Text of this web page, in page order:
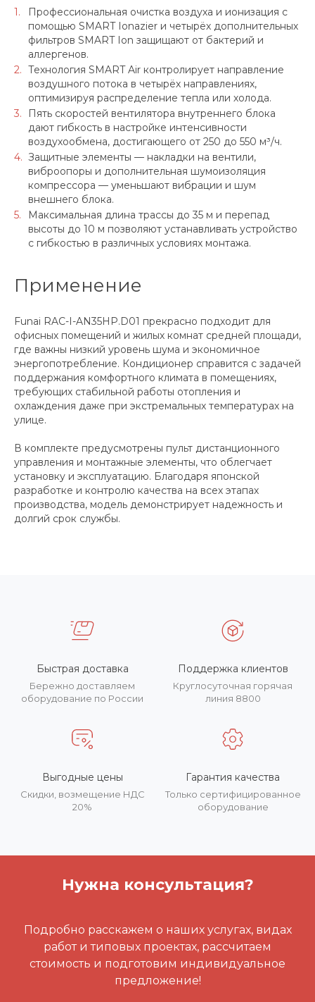
Профессиональная очистка воздуха и ионизация с
помощью SMART Ionazier и четырёх дополнительных
фильтров SMART Ion защищают от бактерий и
аллергенов.
Технология SMART Air контролирует направление
воздушного потока в четырёх направлениях,
оптимизируя распределение тепла или холода.
Пять скоростей вентилятора внутреннего блока
дают гибкость в настройке интенсивности
воздухообмена, достигающего от 250 до 550 м³/ч.
Защитные элементы — накладки на вентили,
виброопоры и дополнительная шумоизоляция
компрессора — уменьшают вибрации и шум
внешнего блока.
Максимальная длина трассы до 35 м и перепад
высоты до 10 м позволяют устанавливать устройство
с гибкостью в различных условиях монтажа.
Применение
Funai RAC-I-AN35HP.D01 прекрасно подходит для
офисных помещений и жилых комнат средней площади,
где важны низкий уровень шума и экономичное
энергопотребление. Кондиционер справится с задачей
поддержания комфортного климата в помещениях,
требующих стабильной работы отопления и
охлаждения даже при экстремальных температурах на
улице.
В комплекте предусмотрены пульт дистанционного
управления и монтажные элементы, что облегчает
установку и эксплуатацию. Благодаря японской
разработке и контролю качества на всех этапах
производства, модель демонстрирует надежность и
долгий срок службы.
Быстрая доставка
Бережно доставляем
оборудование по России
Поддержка клиентов
Круглосуточная горячая
линия 8800
Выгодные цены
Скидки, возмещение НДС
20%
Гарантия качества
Только сертифицированное
оборудование
Нужна консультация?
Подробно расскажем о наших услугах, видах
работ и типовых проектах, рассчитаем
стоимость и подготовим индивидуальное
предложение!